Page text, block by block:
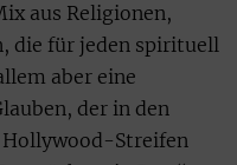
aus Religionen,
die für jeden spirituell
aber eine
der in den
Hollywood-Streifen